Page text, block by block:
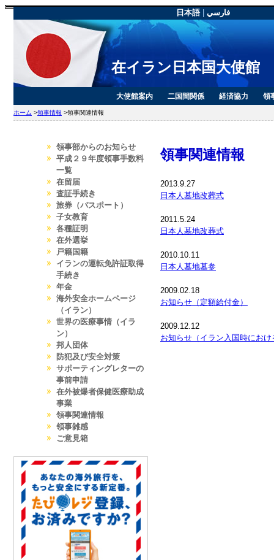
日本語| فارسي
在イラン日本国大使館
大使館案内 二国間関係 経済協力 領
ホーム >領事情報 >領事関連情報
領事部からのお知らせ
平成２９年度領事手数料
一覧
在留届
査証手続き
旅券（パスポート）
子女教育
各種証明
在外選挙
戸籍国籍
イランの運転免許証取得
手続き
年金
海外安全ホームページ
（イラン）
世界の医療事情（イラ
ン）
邦人団体
防犯及び安全対策
サポーティングレターの
事前申請
在外被爆者保健医療助成
事業
領事関連情報
領事雑感
ご意見箱
領事関連情報
2013.9.27
日本人墓地改葬式
2011.5.24
日本人墓地改葬式
2010.10.11
日本人墓地墓参
2009.02.18
お知らせ（定額給付金）
2009.12.12
お知らせ（イラン入国時にお